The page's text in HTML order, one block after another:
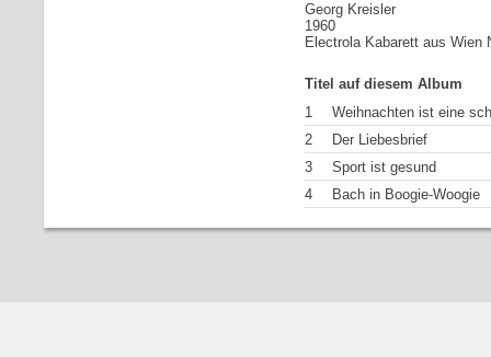
Georg Kreisler
1960
Electrola Kabarett aus Wien
Titel auf diesem Album
1
Weihnachten ist eine
2
Der Liebesbrief
3
Sport ist gesund
4
Bach in Boogie-Woogie